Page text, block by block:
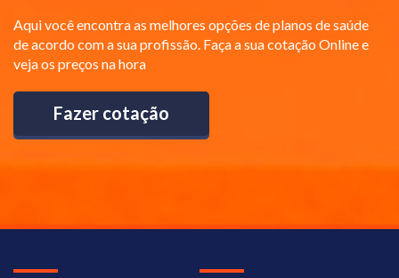
Aqui você encontra as melhores opções de planos de saúde
de acordo com a sua profissão. Faça a sua cotação Online e
veja os preços na hora
Fazer cotação